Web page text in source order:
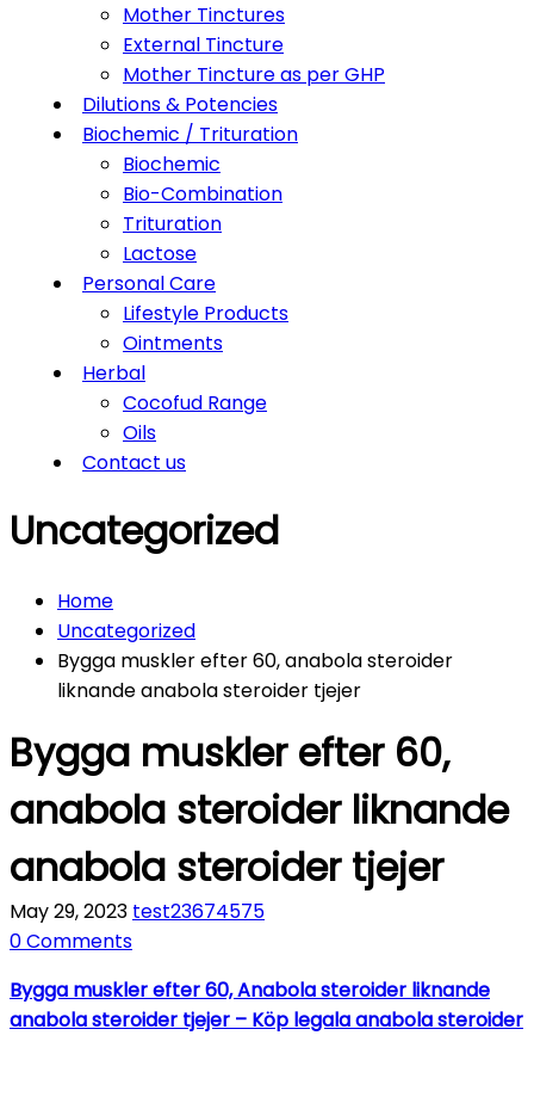
Mother Tinctures
External Tincture
Mother Tincture as per GHP
Dilutions & Potencies
Biochemic / Trituration
Biochemic
Bio-Combination
Trituration
Lactose
Personal Care
Lifestyle Products
Ointments
Herbal
Cocofud Range
Oils
Contact us
Uncategorized
Home
Uncategorized
Bygga muskler efter 60, anabola steroider
liknande anabola steroider tjejer
Bygga muskler efter 60,
anabola steroider liknande
anabola steroider tjejer
May 29, 2023 test23674575
0 Comments
Bygga muskler efter 60, Anabola steroider liknande
anabola steroider tjejer – Köp legala anabola steroider